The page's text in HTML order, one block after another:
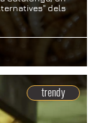
dels
trendy